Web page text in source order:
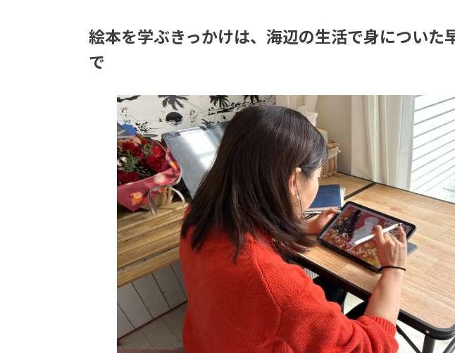
絵本を学ぶきっかけは、海辺の生活で身についた
で